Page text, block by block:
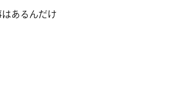
あるんだけ